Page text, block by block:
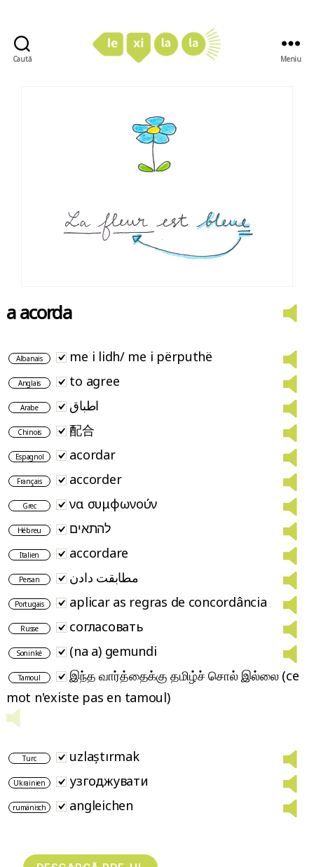
Caută Meniu
a acorda
Albanais me i lidh/ me i përputhë
Anglais to agree
Arabe اطباق
Chinois 配合
Espagnol acordar
Français accorder
Grec να συμφωνούν
Hébreu להתאים
Italien accordare
Persan مطابقت دادن
Portugais aplicar as regras de concordância
Russe согласовать
Soninké (na a) gemundi
Tamoul
இந்த வார்த்தைக்கு தமிழ்ச் சொல் இல்லை (ce
mot n'existe pas en tamoul)
Turc uzlaştırmak
Ukrainien узгоджувати
rumänisch angleichen